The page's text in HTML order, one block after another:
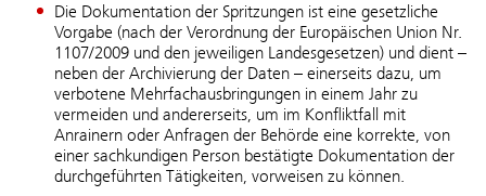
Die Dokumentation der Spritzungen ist eine gesetzliche
Vorgabe (nach der Verordnung der Europäischen Union Nr.
1107/2009 und den jeweiligen Landesgesetzen) und dient –
neben der Archivierung der Daten – einerseits dazu, um
verbotene Mehrfachausbringungen in einem Jahr zu
vermeiden und andererseits, um im Konfliktfall mit
Anrainern oder Anfragen der Behörde eine korrekte, von
einer sachkundigen Person bestätigte Dokumentation der
durchgeführten Tätigkeiten, vorweisen zu können.